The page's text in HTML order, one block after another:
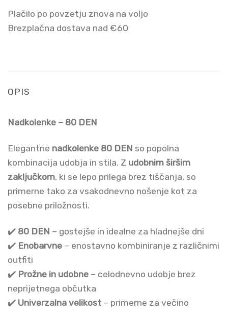
Plačilo po povzetju znova na voljo
Brezplačna dostava nad €60
OPIS
Nadkolenke – 80 DEN
Elegantne nadkolenke 80 DEN so popolna
kombinacija udobja in stila. Z udobnim širšim
zaključkom, ki se lepo prilega brez tiščanja, so
primerne tako za vsakodnevno nošenje kot za
posebne priložnosti.
✔️ 80 DEN – gostejše in idealne za hladnejše dni
✔️ Enobarvne – enostavno kombiniranje z različnimi
outfiti
✔️ Prožne in udobne – celodnevno udobje brez
neprijetnega občutka
✔️ Univerzalna velikost – primerne za večino